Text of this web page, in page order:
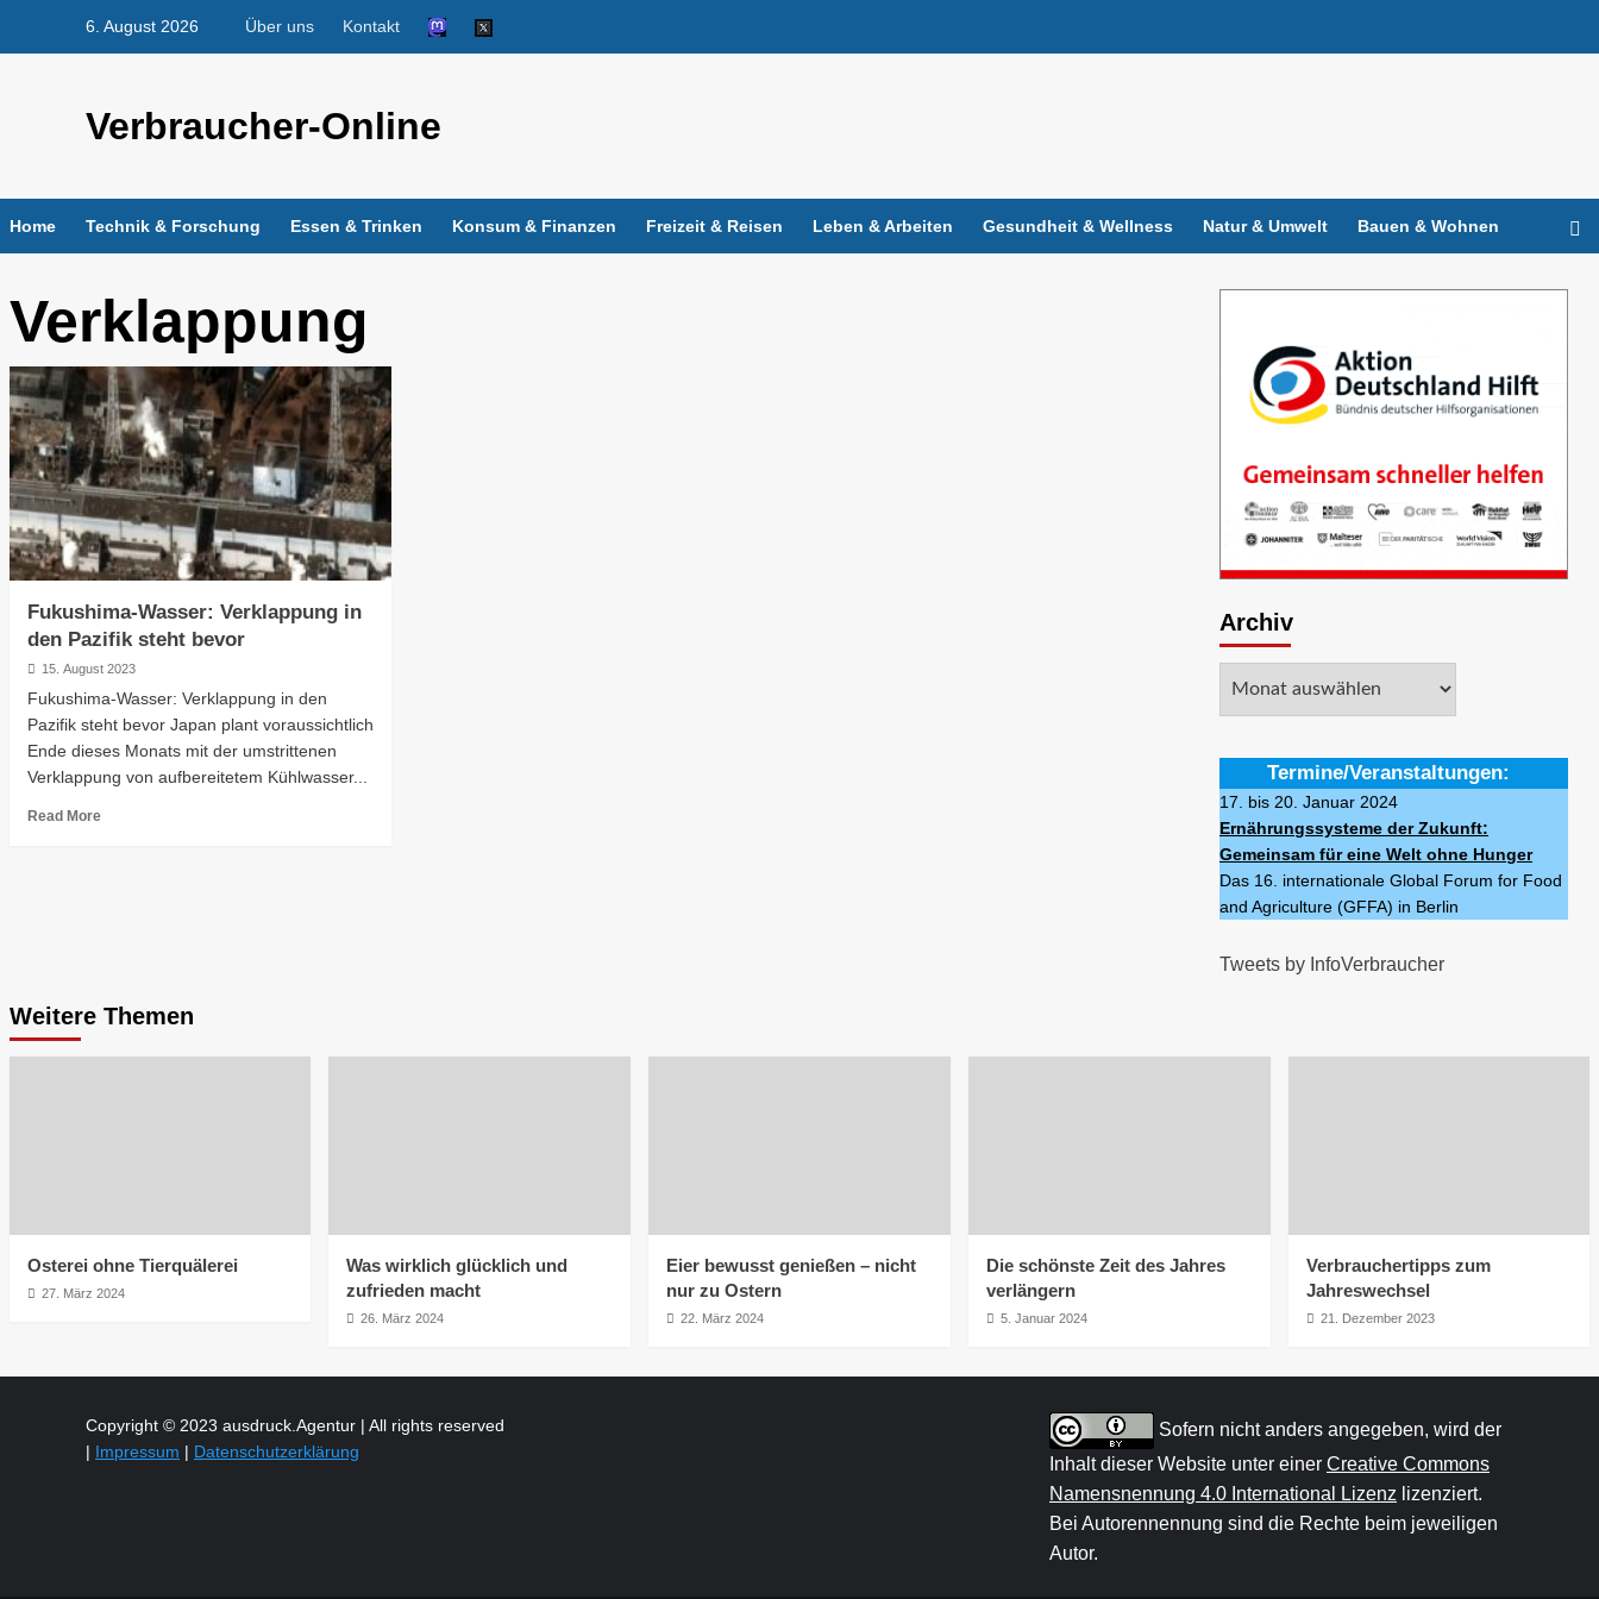
6. August 2026 Über uns Kontakt
Verbraucher-Online
Home Technik & Forschung Essen & Trinken Konsum & Finanzen Freizeit & Reisen Leben & Arbeiten Gesundheit & Wellness Natur & Umwelt Bauen & Wohnen
Verklappung
Fukushima-Wasser: Verklappung in
den Pazifik steht bevor
15. August 2023
Fukushima-Wasser: Verklappung in den
Pazifik steht bevor Japan plant voraussichtlich
Ende dieses Monats mit der umstrittenen
Verklappung von aufbereitetem Kühlwasser...
Read More
Archiv
Termine/Veranstaltungen:
17. bis 20. Januar 2024
Ernährungssysteme der Zukunft:
Gemeinsam für eine Welt ohne Hunger
Das 16. internationale Global Forum for Food
and Agriculture (GFFA) in Berlin
Tweets by InfoVerbraucher
Weitere Themen
Osterei ohne Tierquälerei
27. März 2024
Was wirklich glücklich und
zufrieden macht
26. März 2024
Eier bewusst genießen – nicht
nur zu Ostern
22. März 2024
Die schönste Zeit des Jahres
verlängern
5. Januar 2024
Verbrauchertipps zum
Jahreswechsel
21. Dezember 2023
Copyright © 2023 ausdruck.Agentur | All rights reserved
| Impressum | Datenschutzerklärung
Sofern nicht anders angegeben, wird der
Inhalt dieser Website unter einer Creative Commons
Namensnennung 4.0 International Lizenz lizenziert.
Bei Autorennennung sind die Rechte beim jeweiligen
Autor.